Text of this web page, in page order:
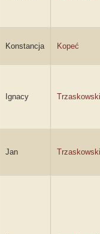
Konstancja Kopeć
Ignacy Trzaskowski
Jan Trzaskowski